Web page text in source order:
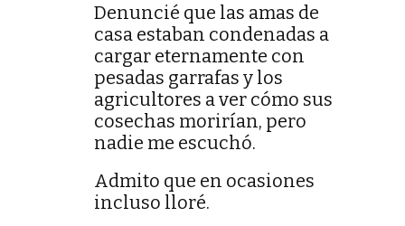
Denuncié que las amas de
casa estaban condenadas a
cargar eternamente con
pesadas garrafas y los
agricultores a ver cómo sus
cosechas morirían, pero
nadie me escuchó.
Admito que en ocasiones
incluso lloré.